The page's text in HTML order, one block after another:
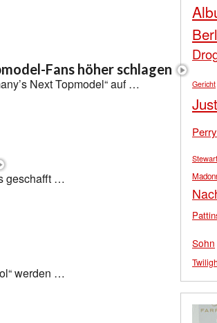
Fans höher schlagen
Next Topmodel“ auf …
geschafft …
werden …
Gericht
Perry
Stewart
Sohn